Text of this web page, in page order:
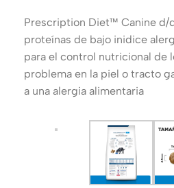
Prescription Diet™ Canine d/
proteínas de bajo inidice
para el control nutricional de
problema en la piel o tracto
a una alergia alimentaria